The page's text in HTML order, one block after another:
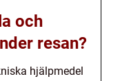
och
resan?
hjälpmedel